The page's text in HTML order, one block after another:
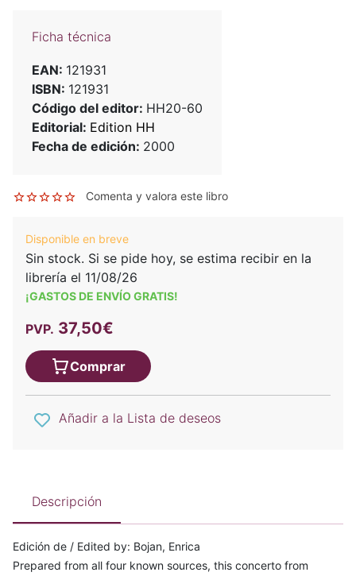
Ficha técnica
EAN: 121931
ISBN: 121931
Código del editor: HH20-60
Editorial: Edition HH
Fecha de edición: 2000
Comenta y valora este libro
Disponible en breve
Sin stock. Si se pide hoy, se estima recibir en la
librería el 11/08/26
¡GASTOS DE ENVÍO GRATIS!
PVP. 37,50€
Comprar
Añadir a la Lista de deseos
Descripción
Edición de / Edited by: Bojan, Enrica
Prepared from all four known sources, this concerto from